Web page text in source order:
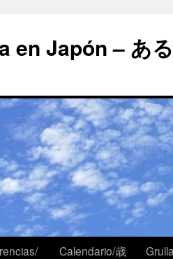
en Japón – あ
Calendario/歳